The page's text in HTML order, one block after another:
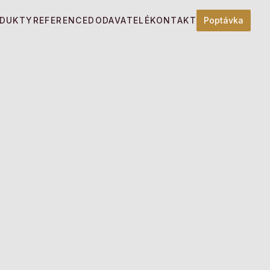
REFERENCEDODAVATELÉKONTAKT Poptávka